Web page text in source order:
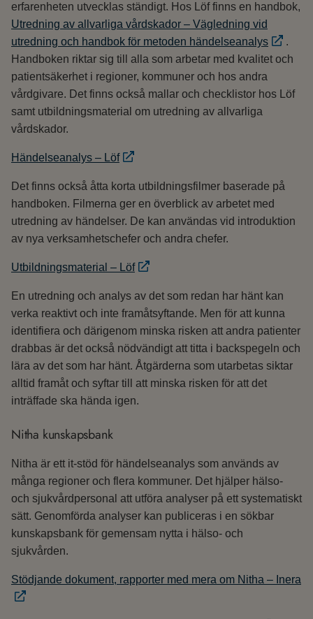
erfarenheten utvecklas ständigt. Hos Löf finns en handbok,
Utredning av allvarliga vårdskador – Vägledning vid
utredning och handbok för metoden händelseanalys
.
Handboken riktar sig till alla som arbetar med kvalitet och
patientsäkerhet i regioner, kommuner och hos andra
vårdgivare. Det finns också mallar och checklistor hos Löf
samt utbildningsmaterial om utredning av allvarliga
vårdskador.
Händelseanalys – Löf
Det finns också åtta korta utbildningsfilmer baserade på
handboken. Filmerna ger en överblick av arbetet med
utredning av händelser. De kan användas vid introduktion
av nya verksamhetschefer och andra chefer.
Utbildningsmaterial – Löf
En utredning och analys av det som redan har hänt kan
verka reaktivt och inte framåtsyftande. Men för att kunna
identifiera och därigenom minska risken att andra patienter
drabbas är det också nödvändigt att titta i backspegeln och
lära av det som har hänt. Åtgärderna som utarbetas siktar
alltid framåt och syftar till att minska risken för att det
inträffade ska hända igen.
Nitha kunskapsbank
Nitha är ett it-stöd för händelseanalys som används av
många regioner och flera kommuner. Det hjälper hälso-
och sjukvårdpersonal att utföra analyser på ett systematiskt
sätt. Genomförda analyser kan publiceras i en sökbar
kunskapsbank för gemensam nytta i hälso- och
sjukvården.
Stödjande dokument, rapporter med mera om Nitha – Inera